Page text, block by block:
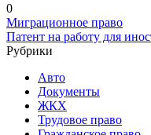
0
Миграционное право
Патент на работу для
Рубрики
Авто
Документы
ЖКХ
Трудовое право